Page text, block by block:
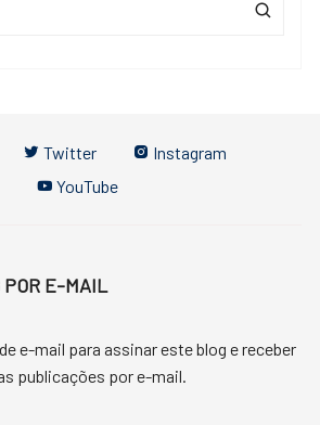
Twitter
Instagram
YouTube
POR E-MAIL
e-mail para assinar este blog e receber
publicações por e-mail.